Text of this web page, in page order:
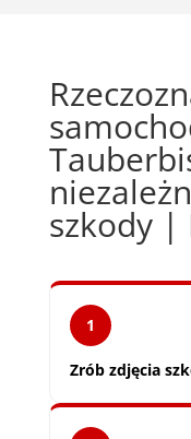
szkody |
1
Zrób zdjęcia